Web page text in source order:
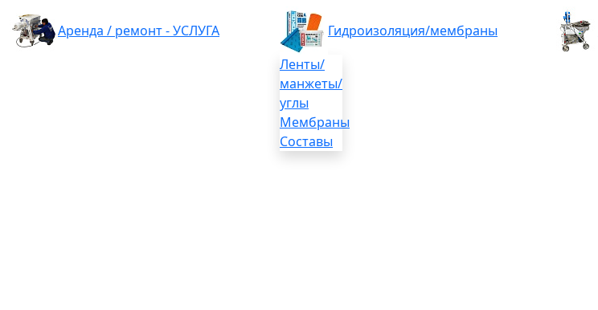
Аренда / ремонт - УСЛУГА
Гидроизоляция/мембраны
Ленты/
манжеты/
углы
Мембраны
Составы